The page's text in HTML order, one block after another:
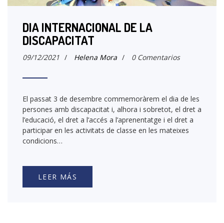
DIA INTERNACIONAL DE LA
DISCAPACITAT
09/12/2021 / Helena Mora / 0 Comentarios
El passat 3 de desembre commemoràrem el dia de les
persones amb discapacitat i, alhora i sobretot, el dret a
l’educació, el dret a l’accés a l’aprenentatge i el dret a
participar en les activitats de classe en les mateixes
condicions…
LEER MÁS